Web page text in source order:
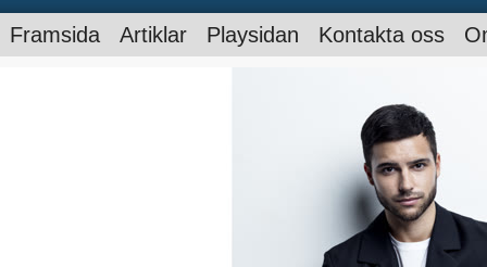
Framsida Artiklar Playsidan Kontakta oss